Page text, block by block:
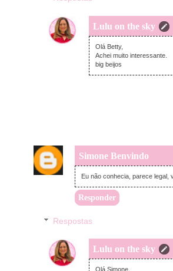
Lulu on the sky
segunda-feira,
Olá Betty,
Achei muito interessante.
big beijos
Simone Benvindo
segunda-
Eu não conhecia, parece legal,
Responder
Respostas
Lulu on the sky
segunda-feira,
Olá Simone,